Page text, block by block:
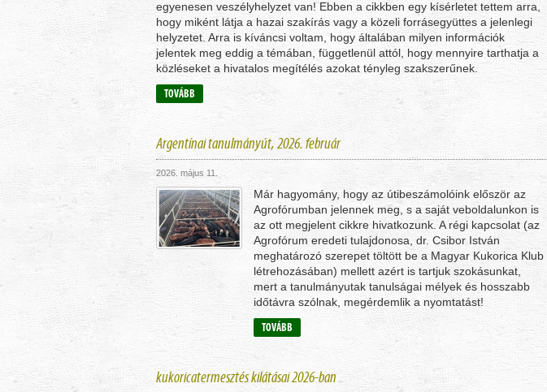
egyenesen veszélyhelyzet van! Ebben a cikkben egy kísérletet tettem arra,
hogy miként látja a hazai szakírás vagy a közeli forrásegyüttes a jelenlegi
helyzetet. Arra is kíváncsi voltam, hogy általában milyen információk
jelentek meg eddig a témában, függetlenül attól, hogy mennyire tarthatja a
közléseket a hivatalos megítélés azokat tényleg szakszerűnek.
TOVÁBB
Argentínai tanulmányút, 2026. február
2026. május 11.
Már hagyomány, hogy az útibeszámolóink először az
Agrofórumban jelennek meg, s a saját veboldalunkon is
az ott megjelent cikkre hivatkozunk. A régi kapcsolat (az
Agrofórum eredeti tulajdonosa, dr. Csibor István
meghatározó szerepet töltött be a Magyar Kukorica Klub
létrehozásában) mellett azért is tartjuk szokásunkat,
mert a tanulmányutak tanulságai mélyek és hosszabb
időtávra szólnak, megérdemlik a nyomtatást!
TOVÁBB
kukoricatermesztés kilátásai 2026-ban